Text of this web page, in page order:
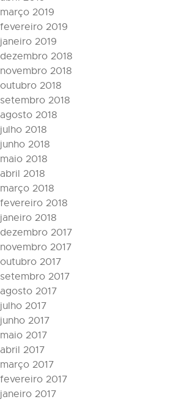
março 2019
fevereiro 2019
janeiro 2019
dezembro 2018
novembro 2018
outubro 2018
setembro 2018
agosto 2018
julho 2018
junho 2018
maio 2018
abril 2018
março 2018
fevereiro 2018
janeiro 2018
dezembro 2017
novembro 2017
outubro 2017
setembro 2017
agosto 2017
julho 2017
junho 2017
maio 2017
abril 2017
março 2017
fevereiro 2017
janeiro 2017